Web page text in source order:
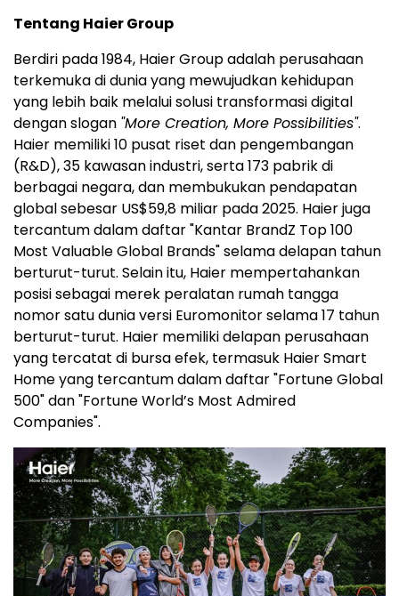
Tentang Haier Group
Berdiri pada 1984, Haier Group adalah perusahaan
terkemuka di dunia yang mewujudkan kehidupan
yang lebih baik melalui solusi transformasi digital
dengan slogan "More Creation, More Possibilities".
Haier memiliki 10 pusat riset dan pengembangan
(R&D), 35 kawasan industri, serta 173 pabrik di
berbagai negara, dan membukukan pendapatan
global sebesar US$59,8 miliar pada 2025. Haier juga
tercantum dalam daftar "Kantar BrandZ Top 100
Most Valuable Global Brands" selama delapan tahun
berturut-turut. Selain itu, Haier mempertahankan
posisi sebagai merek peralatan rumah tangga
nomor satu dunia versi Euromonitor selama 17 tahun
berturut-turut. Haier memiliki delapan perusahaan
yang tercatat di bursa efek, termasuk Haier Smart
Home yang tercantum dalam daftar "Fortune Global
500" dan "Fortune World’s Most Admired
Companies".